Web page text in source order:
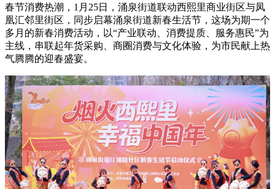
春节消费热潮，1月25日，涌泉街道联动西熙里商业街区与凤
凰汇邻里街区，同步启幕涌泉街道新春生活节，这场为期一个
多月的新春消费活动，以“产业联动、消费提质、服务惠民”为
主线，串联起年货采购、商圈消费与文化体验，为市民献上热
气腾腾的迎春盛宴。